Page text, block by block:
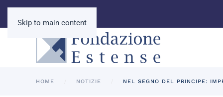
Skip to main content
HOME NOTIZIE NEL SEGNO DEL PRINCIPE: